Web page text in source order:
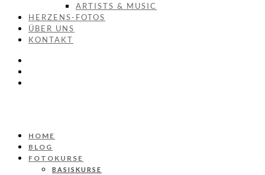
ARTISTS & MUSIC
HERZENS-FOTOS
ÜBER UNS
KONTAKT
HOME
BLOG
FOTOKURSE
BASISKURSE